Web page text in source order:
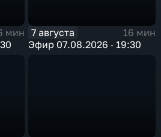
мин
7 августа
16 мин
Эфир 07.08.2026 · 19:30